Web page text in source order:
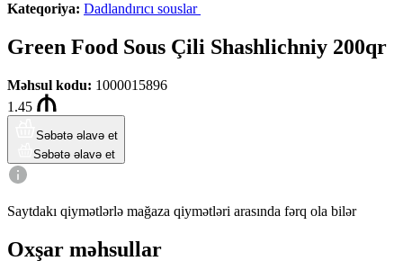
Kateqoriya: Dadlandırıcı souslar
Green Food Sous Çili Shashlichniy 200qr
Məhsul kodu: 1000015896
1.45
Səbətə əlavə et
Səbətə əlavə et
Saytdakı qiymətlərlə mağaza qiymətləri arasında fərq ola bilər
Oxşar məhsullar